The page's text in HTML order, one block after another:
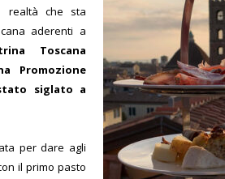
realtà che sta
aderenti a
Toscana
Promozione
siglato a
per dare agli
il primo pasto